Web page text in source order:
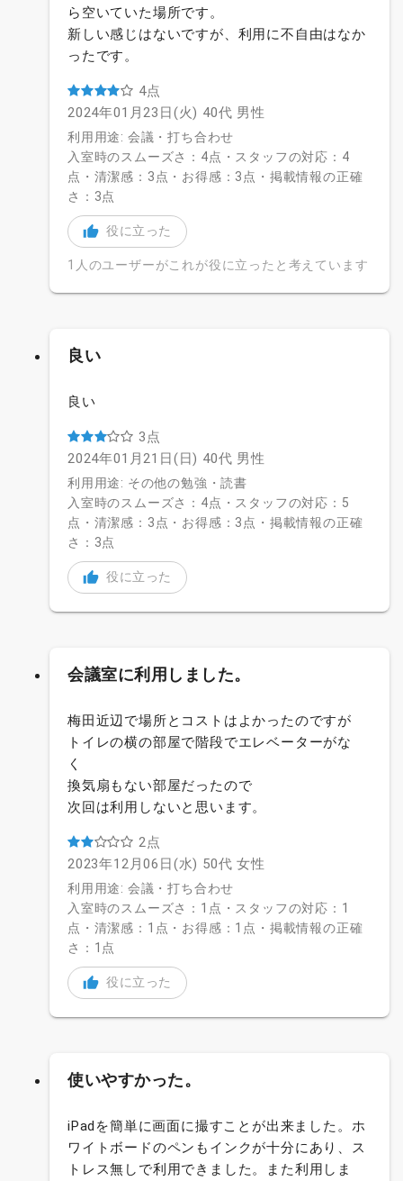
ら空いていた場所です。
新しい感じはないですが、利用に不自由はなか
ったです。
4点
2024年01月23日(火) 40代 男性
利用用途: 会議・打ち合わせ
入室時のスムーズさ：4点・スタッフの対応：4
点・清潔感：3点・お得感：3点・掲載情報の正確
さ：3点
役に立った
1人のユーザーがこれが役に立ったと考えています
良い
良い
3点
2024年01月21日(日) 40代 男性
利用用途: その他の勉強・読書
入室時のスムーズさ：4点・スタッフの対応：5
点・清潔感：3点・お得感：3点・掲載情報の正確
さ：3点
役に立った
会議室に利用しました。
梅田近辺で場所とコストはよかったのですが
トイレの横の部屋で階段でエレベーターがな
く
換気扇もない部屋だったので
次回は利用しないと思います。
2点
2023年12月06日(水) 50代 女性
利用用途: 会議・打ち合わせ
入室時のスムーズさ：1点・スタッフの対応：1
点・清潔感：1点・お得感：1点・掲載情報の正確
さ：1点
役に立った
使いやすかった。
iPadを簡単に画面に撮すことが出来ました。ホ
ワイトボードのペンもインクが十分にあり、ス
トレス無しで利用できました。また利用しま